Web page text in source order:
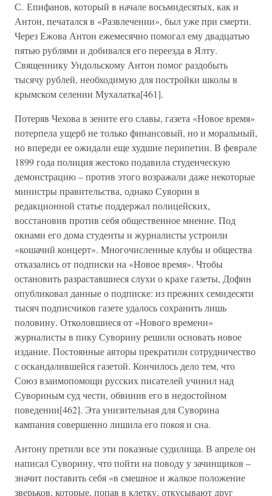
С. Епифанов, который в начале восьмидесятых, как и
Антон, печатался в «Развлечении», был уже при смерти.
Через Ежова Антон ежемесячно помогал ему двадцатью
пятью рублями и добивался его переезда в Ялту.
Священнику Ундольскому Антон помог раздобыть
тысячу рублей, необходимую для постройки школы в
крымском селении Мухалатка[461].
Потеряв Чехова в зените его славы, газета «Новое время»
потерпела ущерб не только финансовый, но и моральный,
но впереди ее ожидали еще худшие перипетии. В феврале
1899 года полиция жестоко подавила студенческую
демонстрацию – против этого возражали даже некоторые
министры правительства, однако Суворин в
редакционной статье поддержал полицейских,
восстановив против себя общественное мнение. Под
окнами его дома студенты и журналисты устроили
«кошачий концерт». Многочисленные клубы и общества
отказались от подписки на «Новое время». Чтобы
остановить разраставшиеся слухи о крахе газеты, Дофин
опубликовал данные о подписке: из прежних семидесяти
тысяч подписчиков газете удалось сохранить лишь
половину. Отколовшиеся от «Нового времени»
журналисты в пику Суворину решили основать новое
издание. Постоянные авторы прекратили сотрудничество
с оскандалившейся газетой. Кончилось дело тем, что
Союз взаимопомощи русских писателей учинил над
Сувориным суд чести, обвинив его в недостойном
поведении[462]. Эта унизительная для Суворина
кампания совершенно лишила его покоя и сна.
Антону претили все эти показные судилища. В апреле он
написал Суворину, что пойти на поводу у зачинщиков –
значит поставить себя «в смешное и жалкое положение
зверьков, которые, попав в клетку, откусывают друг